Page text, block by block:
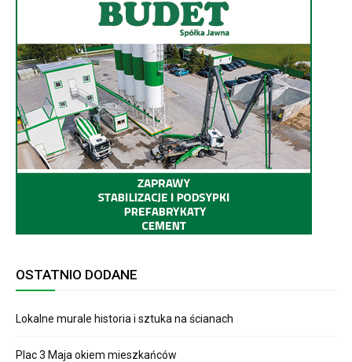
OSTATNIO DODANE
Lokalne murale historia i sztuka na ścianach
Plac 3 Maja okiem mieszkańców